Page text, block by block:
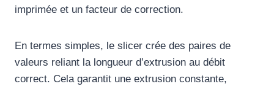
imprimée et un facteur de correction.
En termes simples, le slicer crée des paires de
valeurs reliant la longueur d’extrusion au débit
correct. Cela garantit une extrusion constante,